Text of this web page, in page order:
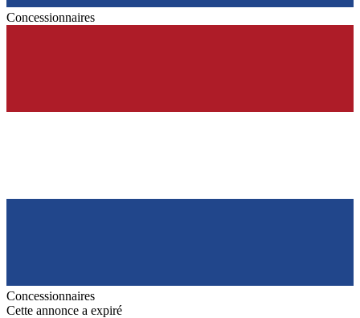
Concessionnaires
Concessionnaires
Cette annonce a expiré